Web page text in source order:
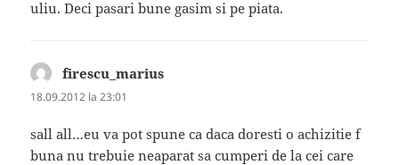
uliu. Deci pasari bune gasim si pe piata.
firescu_marius
18.09.2012 la 23:01
sall all…eu va pot spune ca daca doresti o achizitie f
buna nu trebuie neaparat sa cumperi de la cei care